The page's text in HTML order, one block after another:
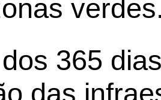
365
das